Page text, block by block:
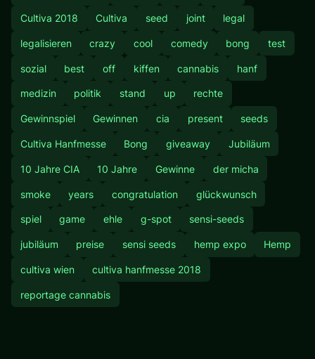
Cultiva 2018 Cultiva seed joint legal
legalisieren crazy cool comedy bong test
sozial best off kiffen cannabis hanf
medizin politik stand up rechte
Gewinnspiel Gewinnen cia present seeds
Cultiva Hanfmesse Bong giveaway Jubiläum
10 Jahre CIA 10 Jahre Gewinne der micha
smoke years congratulation glückwunsch
spiel game ehle g-spot sensi-seeds
jubiläum preise sensi seeds hemp expo Hemp
cultiva wien cultiva hanfmesse 2018
reportage cannabis